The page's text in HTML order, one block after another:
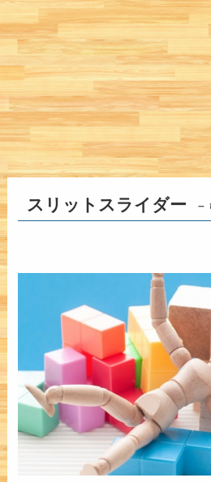
スリットスライダー –